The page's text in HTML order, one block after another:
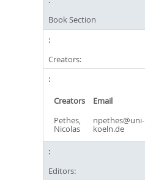
Book Section
Creators:
Creators Email
Pethes,
Nicolas
npethes@uni-
koeln.de
Editors: